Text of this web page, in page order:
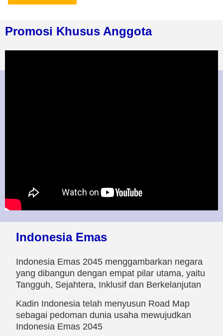
Promosi Khusus Anggota
Indonesia Emas
Indonesia Emas 2045 menggambarkan negara
yang dibangun dengan empat pilar utama, yaitu
Tangguh, Sejahtera, Inklusif dan Berkelanjutan
Kadin Indonesia telah menyusun Road Map
sebagai pedoman dunia usaha mewujudkan
Indonesia Emas 2045